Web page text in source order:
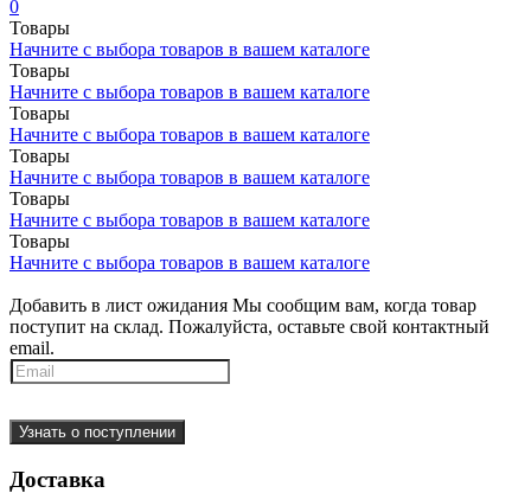
0
Товары
Начните с выбора товаров в вашем каталоге
Товары
Начните с выбора товаров в вашем каталоге
Товары
Начните с выбора товаров в вашем каталоге
Товары
Начните с выбора товаров в вашем каталоге
Товары
Начните с выбора товаров в вашем каталоге
Товары
Начните с выбора товаров в вашем каталоге
Добавить в лист ожидания Мы сообщим вам, когда товар
поступит на склад. Пожалуйста, оставьте свой контактный
email.
Узнать о поступлении
Доставка